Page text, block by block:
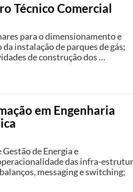
Técnico Comercial
para o dimensionamento e
instalação de parques de gás;
de construção dos …
em Engenharia
de Energia e
das infra-
messaging e switching;